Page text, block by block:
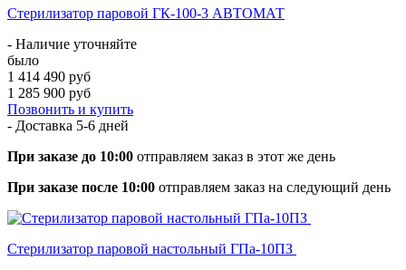
Стерилизатор паровой ГК-100-3 АВТОМАТ
- Наличие уточняйте
было
1 414 490 руб
1 285 900 руб
Позвонить и купить
- Доставка 5-6 дней
При заказе до 10:00 отправляем заказ в этот же день
При заказе после 10:00 отправляем заказ на следующий день
Стерилизатор паровой настольный ГПа-10ПЗ